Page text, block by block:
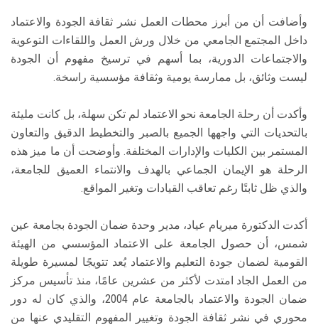
وأضافت أن من أبرز محطات العمل نشر ثقافة الجودة والاعتماد
داخل المجتمع الجامعي من خلال ورش العمل واللقاءات التوعوية
والاجتماعات الدورية، بما أسهم في ترسيخ مفهوم أن الجودة
ليست وثائق، بل ممارسة يومية وثقافة مؤسسية راسخة.
وأكدت أن رحلة الجامعة نحو الاعتماد لم تكن سهلة، بل كانت مليئة
بالتحديات التي واجهها الجميع بالصبر والتخطيط الدقيق والتعاون
المستمر بين الكليات والإدارات المختلفة. وأوضحت أن ما ميز هذه
الرحلة هو الإيمان الجماعي بالهدف والانتماء العميق للجامعة،
والذي ظل ثابتًا رغم تعاقب القيادات وتغير المواقع.
أكدت الدكتورة ميريام عياد، مدير وحدة ضمان الجودة بجامعة عين
شمس، أن حصول الجامعة على الاعتماد المؤسسي من الهيئة
القومية لضمان جودة التعليم والاعتماد يُعد تتويجًا لمسيرة طويلة
من العمل الجاد امتدت لأكثر من عشرين عامًا، منذ تأسيس مركز
ضمان الجودة والاعتماد بالجامعة عام 2004، والذي كان له دور
محوري في نشر ثقافة الجودة وتغيير المفهوم التقليدي عنها من